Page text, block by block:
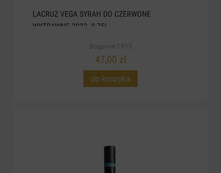
LACRUZ VEGA SYRAH DO CZERWONE
WYTRAWNE 2022. 0,75L
Bogarve 1915
47,00 zł
do koszyka